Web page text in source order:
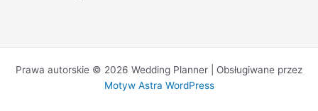
Prawa autorskie © 2026 Wedding Planner | Obsługiwane przez
Motyw Astra WordPress